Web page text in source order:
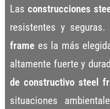
Las construcciones
resistentes y
frame es la más
altamente fuerte y
de constructivo steel
situaciones